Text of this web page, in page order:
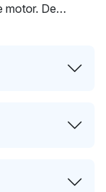
motor. De
heeft 3
kg voor
een nieuwe
De huidige